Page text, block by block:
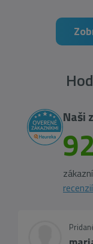
Naši